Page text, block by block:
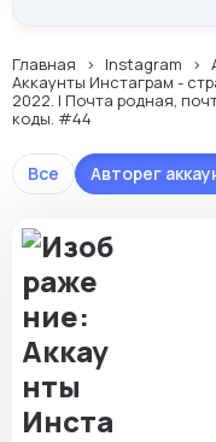
Главная Instagram
Аккаунты Инстаграм -
2022. | Почта родная,
коды. #44
Все Авторег